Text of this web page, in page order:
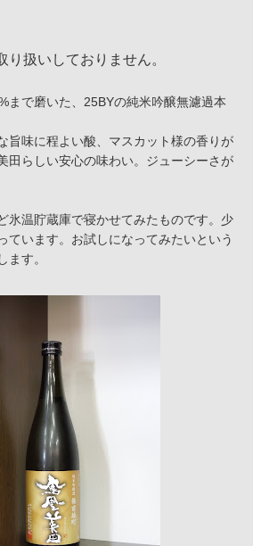
り扱いしておりません。
まで磨いた、25BYの純米吟醸無濾過本
旨味に程よい酸、マスカット様の香りが
田らしい安心の味わい。ジューシーさが
氷温貯蔵庫で寝かせてみたものです。少
ています。お試しになってみたいという
ます。